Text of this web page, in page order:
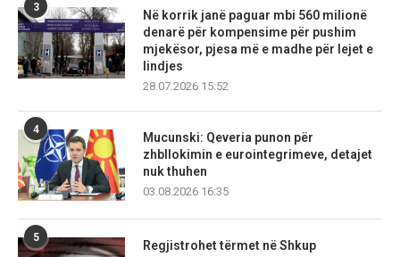
3
Në korrik janë paguar mbi 560 milionë
denarë për kompensime për pushim
mjekësor, pjesa më e madhe për lejet e
lindjes
28.07.2026 15:52
4
Mucunski: Qeveria punon për
zhbllokimin e eurointegrimeve, detajet
nuk thuhen
03.08.2026 16:35
5
Regjistrohet tërmet në Shkup